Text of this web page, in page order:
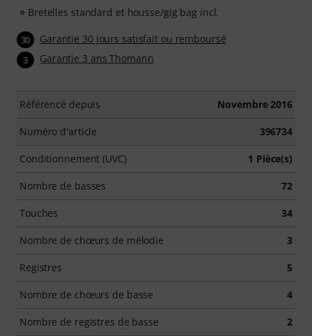
Bretelles standard et housse/gig bag incl.
30 Garantie 30 jours satisfait ou remboursé
3 Garantie 3 ans Thomann
Référencé depuis Novembre 2016
Numéro d'article 396734
Conditionnement (UVC) 1 Pièce(s)
Nombre de basses 72
Touches 34
Nombre de chœurs de mélodie 3
Registres 5
Nombre de chœurs de basse 4
Nombre de registres de basse 2